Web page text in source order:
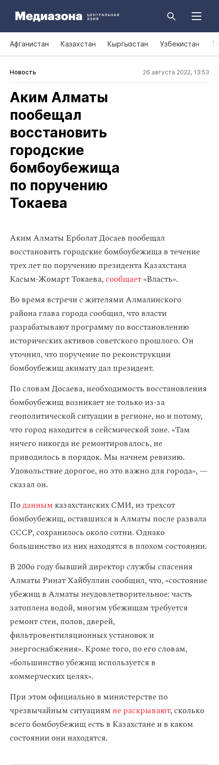
Афганистан Казахстан Кыргызстан Узбекистан
Новость 26 августа 2022, 13:53
Аким Алматы
пообещал
восстановить
городские
бомбоубежища
по поручению
Токаева
Аким Алматы Ерболат Досаев пообещал
восстановить городские бомбоубежища в течение
трех лет по поручению президента Казахстана
Касым-Жомарт Токаева,сообщает«Власть».
Во время встречи с жителями Алмалинского
района глава города сообщил, что власти
разрабатывают программу по восстановлению
исторических активов советского прошлого. Он
уточнил, что поручение по реконструкции
бомбоубежищ акимату дал президент.
По словам Досаева, необходимость восстановления
бомбоубежищ возникает не только из-за
геополитической ситуации в регионе, но и потому,
что город находится в сейсмической зоне. «Там
ничего никогда не ремонтировалось, не
приводилось в порядок. Мы начнем ревизию.
Удовольствие дорогое, но это важно для города», —
сказал он.
Поданным казахстанских СМИ, из трехсот
бомбоубежищ, оставшихся в Алматы после развала
СССР, сохранилось около сотни. Однако
большинство из них находятся в плохом состоянии.
В 2006 году бывший директор службы спасения
Алматы Ринат Хайбуллин сообщил, что, «состояние
убежищ в Алматы неудовлетворительное: часть
затоплена водой, многим убежищам требуется
ремонт стен, полов, дверей,
фильтровентиляционных установок и
энергоснабжения». Кроме того, по его словам,
«большинство убежищ используется в
коммерческих целях».
При этом официально в министерстве по
чрезвычайным ситуациям не раскрывают, сколько
всего бомбоубежищ есть в Казахстане и в каком
состоянии они находятся.